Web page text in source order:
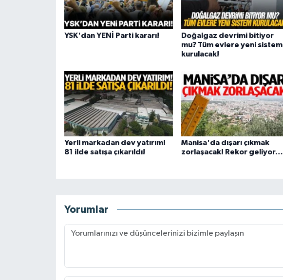
YSK'dan YENİ Parti kararı!
Doğalgaz devrimi bitiyor
mu? Tüm evlere yeni sistem
kurulacak!
Yerli markadan dev yatırım!
81 ilde satışa çıkarıldı!
Manisa'da dışarı çıkmak
zorlaşacak! Rekor geliyor…
Yorumlar